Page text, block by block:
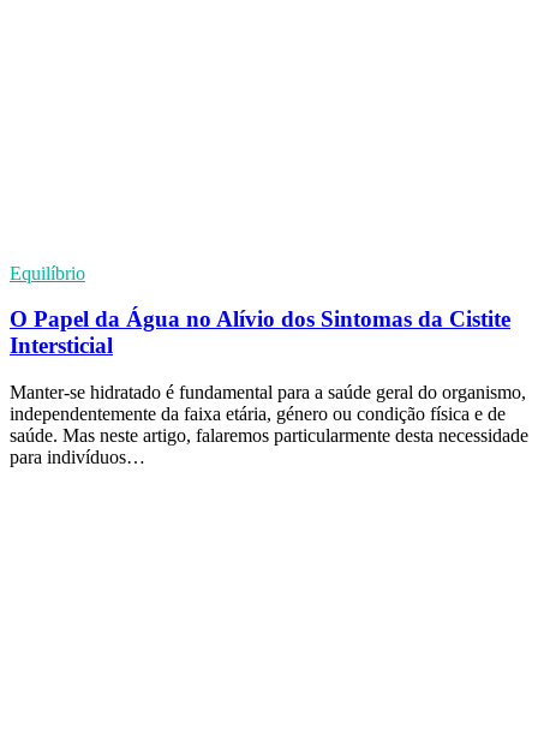
Equilíbrio
O Papel da Água no Alívio dos Sintomas da Cistite
Intersticial
Manter-se hidratado é fundamental para a saúde geral do organismo,
independentemente da faixa etária, género ou condição física e de
saúde. Mas neste artigo, falaremos particularmente desta necessidade
para indivíduos…